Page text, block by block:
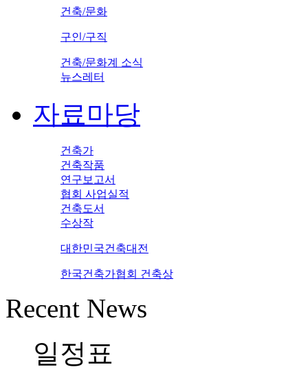
건축/문화
구인/구직
건축/문화계 소식
뉴스레터
자료마당
건축가
건축작품
연구보고서
협회 사업실적
건축도서
수상작
대한민국건축대전
한국건축가협회 건축상
Recent News
일정표